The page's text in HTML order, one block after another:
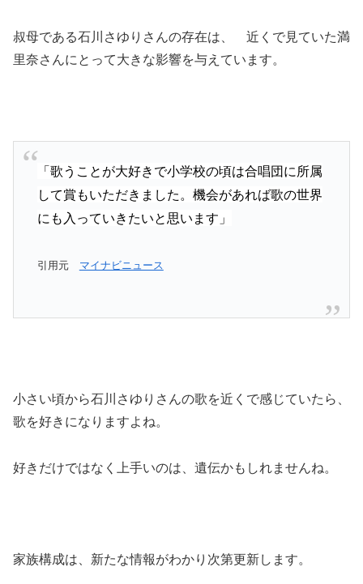
叔母である石川さゆりさんの存在は、 近くで見ていた満
里奈さんにとって大きな影響を与えています。
「歌うことが大好きで小学校の頃は合唱団に所属
して賞もいただきました。機会があれば歌の世界
にも入っていきたいと思います」
引用元 マイナビニュース
小さい頃から石川さゆりさんの歌を近くで感じていたら、
歌を好きになりますよね。
好きだけではなく上手いのは、遺伝かもしれませんね。
家族構成は、新たな情報がわかり次第更新します。